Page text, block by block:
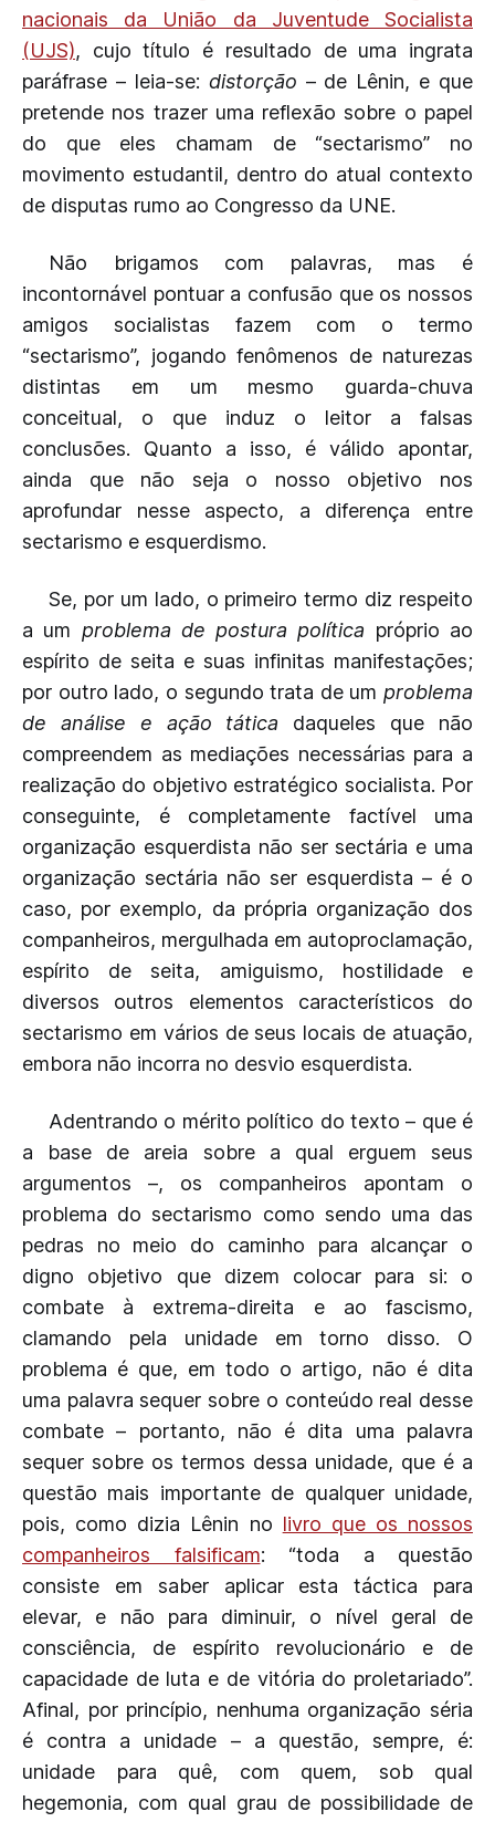
nacionais da União da Juventude Socialista
(UJS), cujo título é resultado de uma ingrata
paráfrase – leia-se: distorção – de Lênin, e que
pretende nos trazer uma reflexão sobre o papel
do que eles chamam de “sectarismo” no
movimento estudantil, dentro do atual contexto
de disputas rumo ao Congresso da UNE.
Não brigamos com palavras, mas é
incontornável pontuar a confusão que os nossos
amigos socialistas fazem com o termo
“sectarismo”, jogando fenômenos de naturezas
distintas em um mesmo guarda-chuva
conceitual, o que induz o leitor a falsas
conclusões. Quanto a isso, é válido apontar,
ainda que não seja o nosso objetivo nos
aprofundar nesse aspecto, a diferença entre
sectarismo e esquerdismo.
Se, por um lado, o primeiro termo diz respeito
a um problema de postura política próprio ao
espírito de seita e suas infinitas manifestações;
por outro lado, o segundo trata de um problema
de análise e ação tática daqueles que não
compreendem as mediações necessárias para a
realização do objetivo estratégico socialista. Por
conseguinte, é completamente factível uma
organização esquerdista não ser sectária e uma
organização sectária não ser esquerdista – é o
caso, por exemplo, da própria organização dos
companheiros, mergulhada em autoproclamação,
espírito de seita, amiguismo, hostilidade e
diversos outros elementos característicos do
sectarismo em vários de seus locais de atuação,
embora não incorra no desvio esquerdista.
Adentrando o mérito político do texto – que é
a base de areia sobre a qual erguem seus
argumentos –, os companheiros apontam o
problema do sectarismo como sendo uma das
pedras no meio do caminho para alcançar o
digno objetivo que dizem colocar para si: o
combate à extrema-direita e ao fascismo,
clamando pela unidade em torno disso. O
problema é que, em todo o artigo, não é dita
uma palavra sequer sobre o conteúdo real desse
combate – portanto, não é dita uma palavra
sequer sobre os termos dessa unidade, que é a
questão mais importante de qualquer unidade,
pois, como dizia Lênin no livro que os nossos
companheiros falsificam: “toda a questão
consiste em saber aplicar esta táctica para
elevar, e não para diminuir, o nível geral de
consciência, de espírito revolucionário e de
capacidade de luta e de vitória do proletariado”.
Afinal, por princípio, nenhuma organização séria
é contra a unidade – a questão, sempre, é:
unidade para quê, com quem, sob qual
hegemonia, com qual grau de possibilidade de